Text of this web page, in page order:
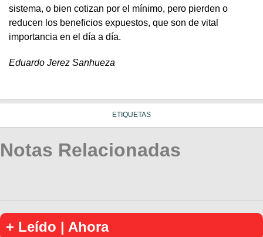
sistema, o bien cotizan por el mínimo, pero pierden o
reducen los beneficios expuestos, que son de vital
importancia en el día a día.
Eduardo Jerez Sanhueza
ETIQUETAS
Notas Relacionadas
+ Leído | Ahora